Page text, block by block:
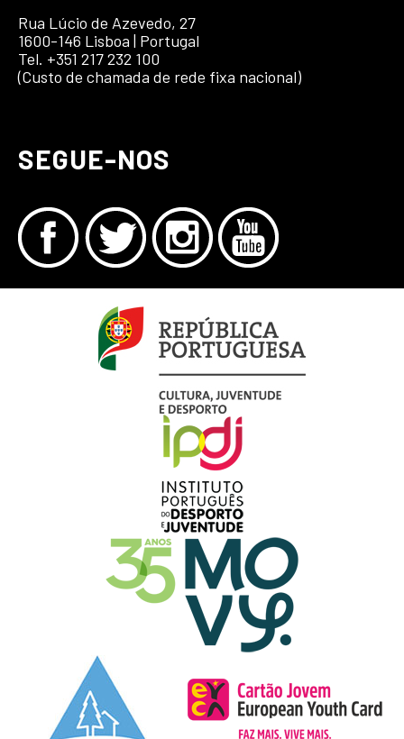
Rua Lúcio de Azevedo, 27
1600-146 Lisboa | Portugal
Tel. +351 217 232 100
(Custo de chamada de rede fixa nacional)
SEGUE-NOS